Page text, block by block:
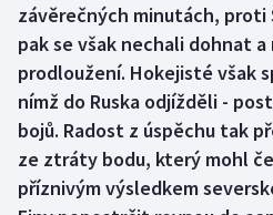
Curling
Dostihy
Florbal
Futsal
závěrečných minutách, proti
pak se však nechali dohnat
prodloužení. Hokejisté však
nímž do Ruska odjížděli -
bojů. Radost z úspěchu tak
ze ztráty bodu, který mohl
příznivým výsledkem